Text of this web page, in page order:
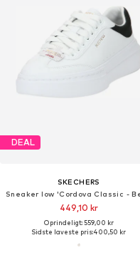
DEAL
SKECHERS
449,10 kr
Oprindeligt: 559,00 kr
Sidste laveste pris:400,50 kr